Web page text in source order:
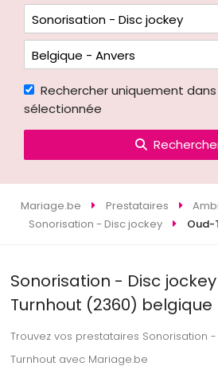
Rechercher uniquement
sélectionnée
Mariage.be Prestataires
Sonorisation - Disc jockey
Oud-
Sonorisation - Disc
Turnhout (2360) belgique
Trouvez vos prestataires Sonorisation
Turnhout avec Mariage.be